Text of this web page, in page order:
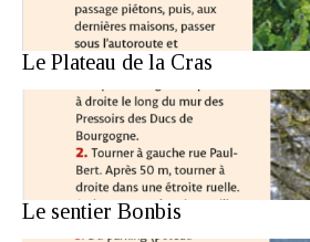
Le Plateau de la Cras
Le sentier Bonbis